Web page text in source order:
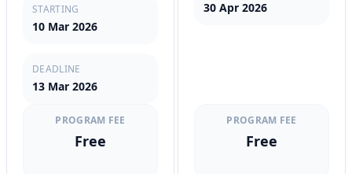
STARTING
10 Mar 2026
DEADLINE
13 Mar 2026
PROGRAM FEE
Free
30 Apr 2026
PROGRAM FEE
Free